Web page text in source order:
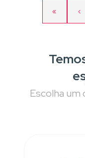
Primeira
página
«
‹
Escolha